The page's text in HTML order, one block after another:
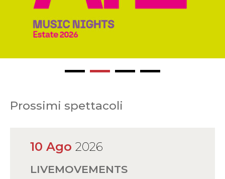
Prossimi spettacoli
10 Ago 2026
LIVEMOVEMENTS